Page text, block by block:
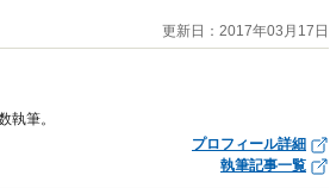
更新日：2017年03月17日
執筆。
プロフィール詳細
執筆記事一覧